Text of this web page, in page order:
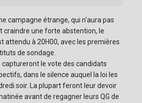
campagne étrange, qui n'aura pas
craindre une forte abstention, le
attendu à 20H00, avec les premières
de sondage.
captureront le vote des candidats
dans le silence auquel la loi les
soir. La plupart feront leur devoir
avant de regagner leurs QG de